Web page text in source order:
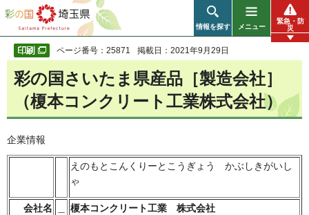
彩の国 埼玉県
情報を探す メニュー
緊急・防
災
ページ番号：25871 掲載日：2021年9月29日
彩の国さいたま県産品［製造会社］
（榎本コンクリート工業株式会社）
企業情報
えのもとこんくりーとこうぎょう かぶしきがいし
ゃ
会社名 榎本コンクリート工業 株式会社